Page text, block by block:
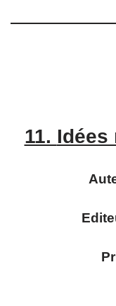
11. Idées